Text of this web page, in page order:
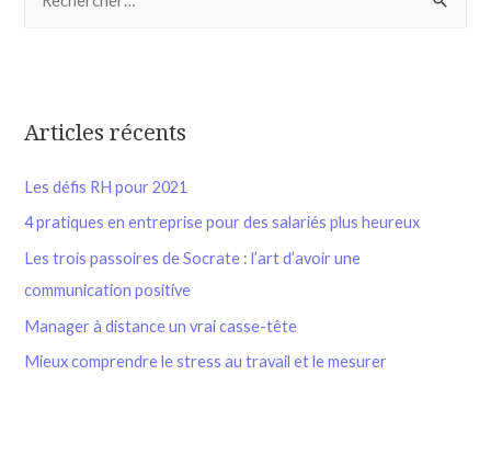
Articles récents
Les défis RH pour 2021
4 pratiques en entreprise pour des salariés plus heureux
Les trois passoires de Socrate : l’art d’avoir une
communication positive
Manager à distance un vrai casse-tête
Mieux comprendre le stress au travail et le mesurer